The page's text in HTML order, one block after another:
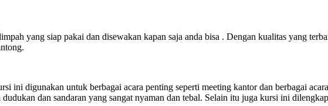
yang siap pakai dan disewakan kapan saja anda bisa . Dengan kualitas yang
ini digunakan untuk berbagai acara penting seperti meeting kantor dan berbagai
dan sandaran yang sangat nyaman dan tebal. Selain itu juga kursi ini